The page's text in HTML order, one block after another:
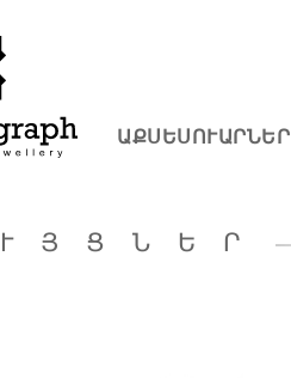
ԱՔՍԵՍՈՒԱՐՆԵՐ